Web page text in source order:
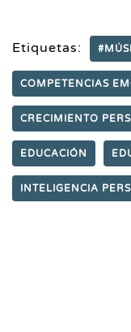
Etiquetas:
COMPETENCIAS
CRECIMIENTO
EDUCACIÓN
INTELIGENCIA